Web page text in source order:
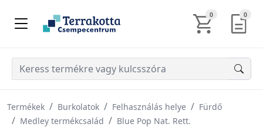
0KOSÁR 0
Termékek Burkolatok Felhasználás helye
Fürdő
Medley termékcsalád
Blue Pop Nat. Rett.